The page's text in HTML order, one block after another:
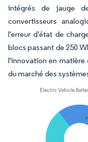
intégrés de jauge
convertisseurs
l'erreur d'état de
blocs passant de 250
l'innovation en matière
du marché des